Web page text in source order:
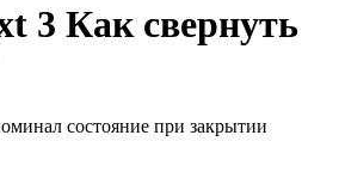
3 Как свернуть
состояние при закрытии